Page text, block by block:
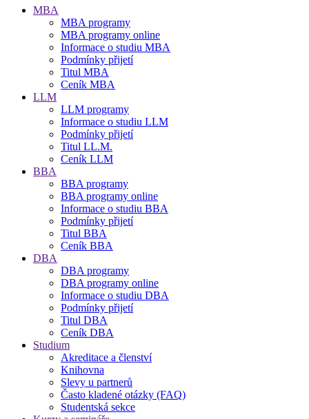
MBA
MBA programy
MBA programy online
Informace o studiu MBA
Podmínky přijetí
Titul MBA
Ceník MBA
LLM
LLM programy
Informace o studiu LLM
Podmínky přijetí
Titul LL.M.
Ceník LLM
BBA
BBA programy
BBA programy online
Informace o studiu BBA
Podmínky přijetí
Titul BBA
Ceník BBA
DBA
DBA programy
DBA programy online
Informace o studiu DBA
Podmínky přijetí
Titul DBA
Ceník DBA
Studium
Akreditace a členství
Knihovna
Slevy u partnerů
Často kladené otázky (FAQ)
Studentská sekce